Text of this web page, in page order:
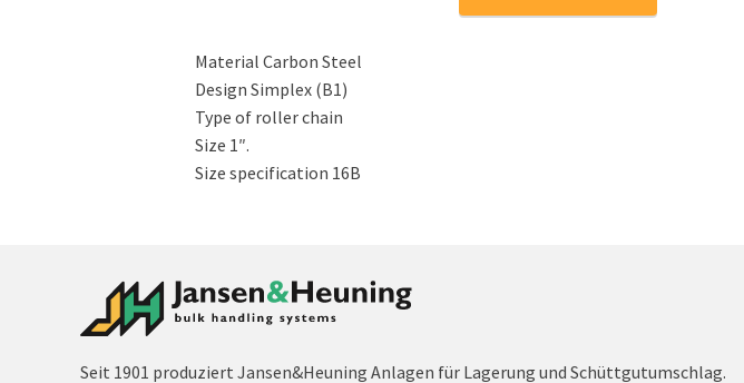
Material Carbon Steel
Design Simplex (B1)
Type of roller chain
Size 1″.
Size specification 16B
Seit 1901 produziert Jansen&Heuning Anlagen für Lagerung und Schüttgutumschlag.